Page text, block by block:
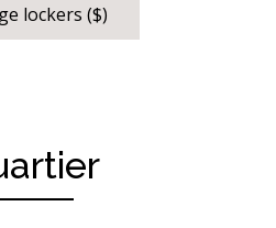
lockers ($)